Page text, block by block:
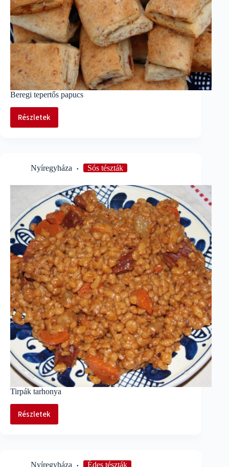
Beregi tepertős papucs
Részletek
Beregi
Nyíregyháza Sós tészták
Tirpák tarhonya
Részletek
Tirpák
Nyíregyháza Édes tészták